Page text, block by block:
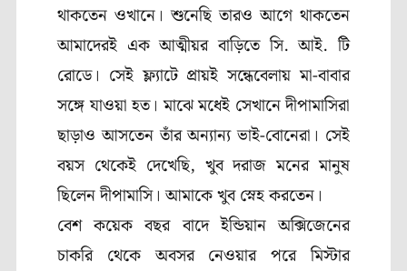
থাকতেন ওখানে। শুনেছি তারও আগে থাকতেন
আমাদেরই এক আত্মীয়র বাড়িতে সি. আই. টি
রোডে। সেই ফ্ল্যাটে প্রায়ই সন্ধেবেলায় মা-বাবার
সঙ্গে যাওয়া হত। মাঝে মধেই সেখানে দীপামাসিরা
ছাড়াও আসতেন তাঁর অন্যান্য ভাই-বোনেরা। সেই
বয়স থেকেই দেখেছি, খুব দরাজ মনের মানুষ
ছিলেন দীপামাসি। আমাকে খুব স্নেহ করতেন।
বেশ কয়েক বছর বাদে ইন্ডিয়ান অক্সিজেনের
চাকরি থেকে অবসর নেওয়ার পরে মিস্টার